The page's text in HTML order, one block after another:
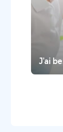
J'ai